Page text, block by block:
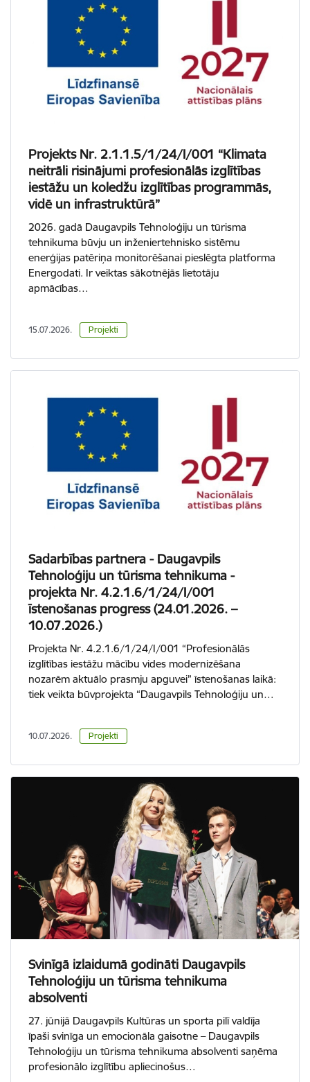
Projekts Nr. 2.1.1.5/1/24/I/001 “Klimata
neitrāli risinājumi profesionālās izglītības
iestāžu un koledžu izglītības programmās,
vidē un infrastruktūrā”
2026. gadā Daugavpils Tehnoloģiju un tūrisma
tehnikuma būvju un inženiertehnisko sistēmu
enerģijas patēriņa monitorēšanai pieslēgta platforma
Energodati. Ir veiktas sākotnējās lietotāju
apmācības…
15.07.2026. Projekti
Sadarbības partnera - Daugavpils
Tehnoloģiju un tūrisma tehnikuma -
projekta Nr. 4.2.1.6/1/24/I/001
īstenošanas progress (24.01.2026. –
10.07.2026.)
Projekta Nr. 4.2.1.6/1/24/I/001 “Profesionālās
izglītības iestāžu mācību vides modernizēšana
nozarēm aktuālo prasmju apguvei” īstenošanas laikā:
tiek veikta būvprojekta “Daugavpils Tehnoloģiju un…
10.07.2026. Projekti
Svinīgā izlaidumā godināti Daugavpils
Tehnoloģiju un tūrisma tehnikuma
absolventi
27. jūnijā Daugavpils Kultūras un sporta pilī valdīja
īpaši svinīga un emocionāla gaisotne – Daugavpils
Tehnoloģiju un tūrisma tehnikuma absolventi saņēma
profesionālo izglītību apliecinošus…